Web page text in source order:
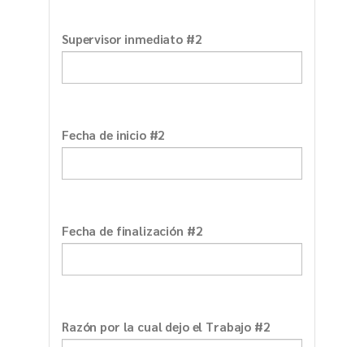
Supervisor inmediato #2
Fecha de inicio #2
Fecha de finalización #2
Razón por la cual dejo el Trabajo #2